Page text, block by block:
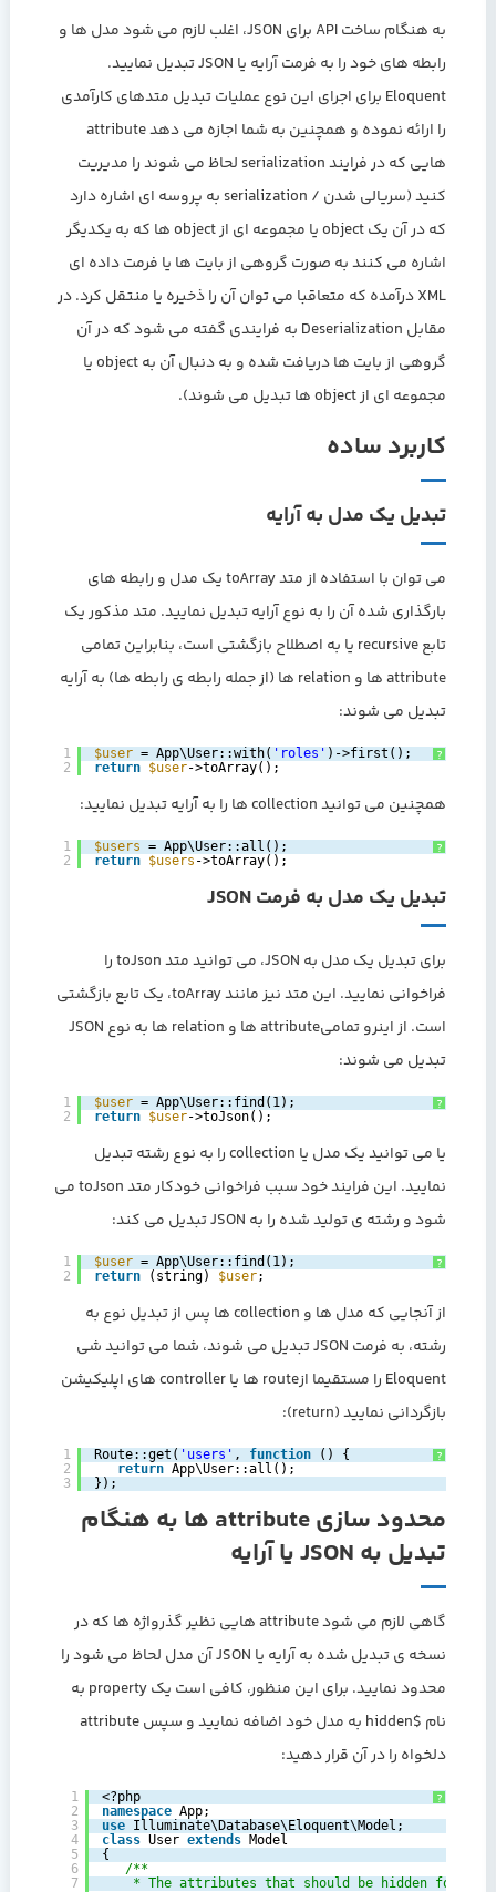
به هنگام ساخت API برای JSON، اغلب لازم می شود مدل ها و
رابطه های خود را به فرمت آرایه یا JSON تبدیل نمایید.
Eloquent برای اجرای این نوع عملیات تبدیل متدهای کارآمدی
را ارائه نموده و همچنین به شما اجازه می دهد attribute
هایی که در فرایند serialization لحاظ می شوند را مدیریت
کنید (سریالی شدن / serialization به پروسه ای اشاره دارد
که در آن یک object یا مجموعه ای از object ها که به یکدیگر
اشاره می کنند به صورت گروهی از بایت ها یا فرمت داده ای
XML درآمده که متعاقبا می توان آن را ذخیره یا منتقل کرد. در
مقابل Deserialization به فرایندی گفته می شود که در آن
گروهی از بایت ها دریافت شده و به دنبال آن به object یا
مجموعه ای از object ها تبدیل می شوند).
کاربرد ساده
تبدیل یک مدل به آرایه
می توان با استفاده از متد toArray یک مدل و رابطه های
بارگذاری شده آن را به نوع آرایه تبدیل نمایید. متد مذکور یک
تابع recursive یا به اصطلاح بازگشتی است، بنابراین تمامی
attribute ها و relation ها (از جمله رابطه ی رابطه ها) به آرایه
تبدیل می شوند:
?
1
2
$user = App\User::with( 'roles' )->first();
return $user->toArray();
همچنین می توانید collection ها را به آرایه تبدیل نمایید:
?
1
2
$users = App\User::all();
return $users ->toArray();
تبدیل یک مدل به فرمت JSON
برای تبدیل یک مدل به JSON، می توانید متد toJson را
فراخوانی نمایید. این متد نیز مانند toArray، یک تابع بازگشتی
است. از اینرو تمامیattribute ها و relation ها به نوع JSON
تبدیل می شوند:
?
1
2
$user = App\User::find(1);
return $user->toJson();
یا می توانید یک مدل یا collection را به نوع رشته تبدیل
نمایید. این فرایند خود سبب فراخوانی خودکار متد toJson می
شود و رشته ی تولید شده را به JSON تبدیل می کند:
?
1
2
$user = App\User::find(1);
return
(string) $user;
از آنجایی که مدل ها و collection ها پس از تبدیل نوع به
رشته، به فرمت JSON تبدیل می شوند، شما می توانید شی
Eloquent را مستقیما ازroute ها یا controller های اپلیکیشن
بازگردانی نمایید (return):
?
1
2
3
Route::get( 'users' , function
() {
return App\User::all();
});
محدود سازی attribute ها به هنگام
تبدیل به JSON یا آرایه
گاهی لازم می شود attribute هایی نظیر گذرواژه ها که در
نسخه ی تبدیل شده به آرایه یا JSON آن مدل لحاظ می شود را
محدود نمایید. برای این منظور، کافی است یک property به
نام $hidden به مدل خود اضافه نمایید و سپس attribute
دلخواه را در آن قرار دهید:
?
1
2
3
4
5
6
7
<?php
namespace App;
use Illuminate\Database\Eloquent\Model;
class User extends Model
{
/**
* The attributes that should be hidden for